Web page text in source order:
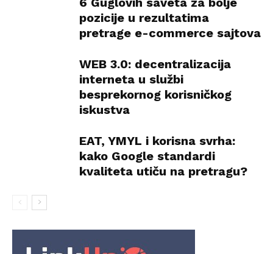
pozicije u rezultatima
pretrage e-commerce sajtova
WEB 3.0: decentralizacija
interneta u službi
besprekornog korisničkog
iskustva
EAT, YMYL i korisna svrha:
kako Google standardi
kvaliteta utiču na pretragu?